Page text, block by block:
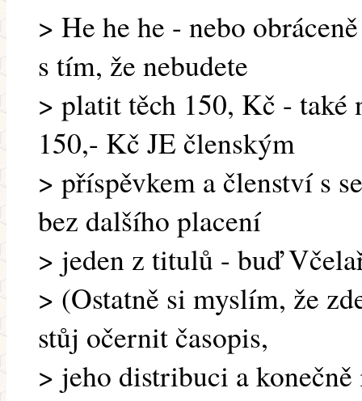
> He he he - nebo
s tím, že nebudete
> platit těch 150, Kč - také
150,- Kč JE členským
> příspěvkem a členství s
bez dalšího placení
> jeden z titulů - buď
> (Ostatně si myslím, že
stůj očernit časopis,
> jeho distribuci a